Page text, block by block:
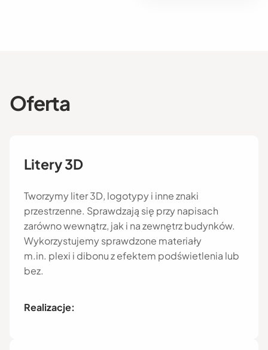
Oferta
Litery 3D
Tworzymy liter 3D, logotypy i inne znaki
przestrzenne. Sprawdzają się przy napisach
zarówno wewnątrz, jak i na zewnętrz budynków.
Wykorzystujemy sprawdzone materiały
m.in. plexi i dibonu z efektem podświetlenia lub
bez.
Realizacje: